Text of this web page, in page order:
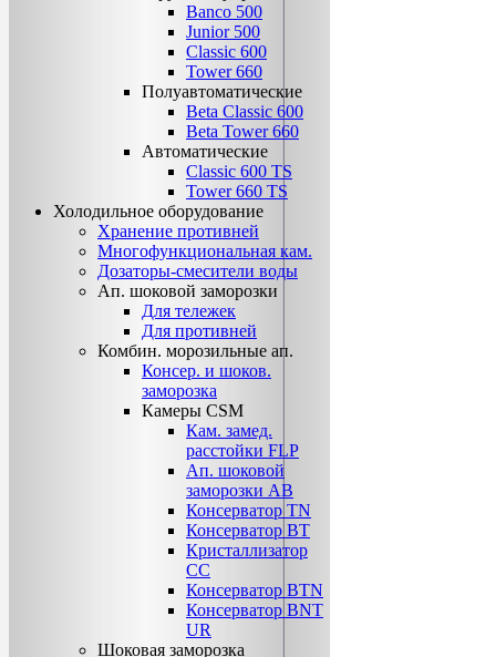
Banco 500
Junior 500
Classic 600
Tower 660
Полуавтоматические
Beta Classic 600
Beta Tower 660
Автоматические
Classic 600 TS
Tower 660 TS
Холодильное оборудование
Хранение противней
Многофункциональная кам.
Дозаторы-смесители воды
Ап. шоковой заморозки
Для тележек
Для противней
Комбин. морозильные ап.
Консер. и шоков.
заморозка
Камеры CSM
Кам. замед.
расстойки FLP
Ап. шоковой
заморозки АВ
Консерватор TN
Консерватор ВТ
Кристаллизатор
СС
Консерватор ВТN
Консерватор ВNТ
UR
Шоковая заморозка